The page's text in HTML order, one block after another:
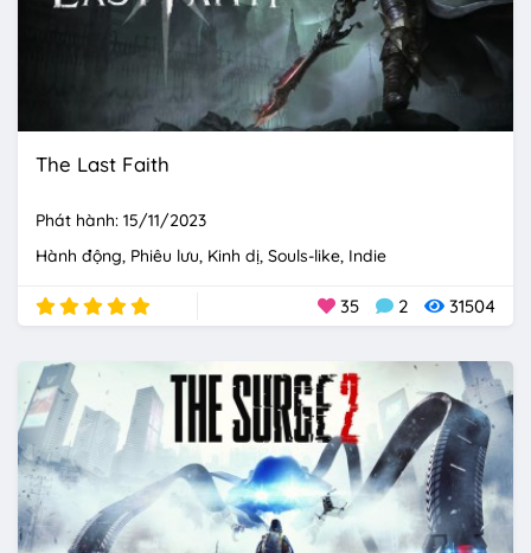
The Last Faith
Phát hành: 15/11/2023
Hành động Phiêu lưu Kinh dị Souls-like Indie
35 2 31504